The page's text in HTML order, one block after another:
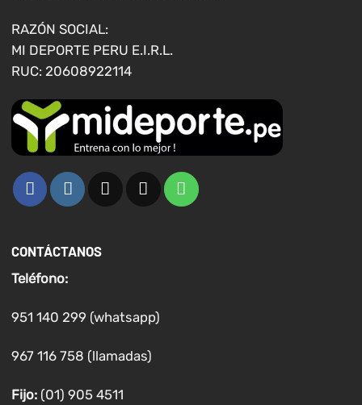
página
de
producto
RAZÓN SOCIAL:
MI DEPORTE PERU E.I.R.L.
RUC: 20608922114
CONTÁCTANOS
Teléfono:
951 140 299 (whatsapp)
967 116 758 (llamadas)
Fijo:(01) 905 4511